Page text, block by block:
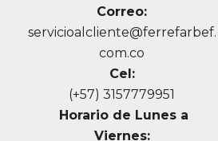
Correo:
servicioalcliente@ferrefarbef.
com.co
Cel:
(+57) 3157779951
Horario de Lunes a
Viernes: